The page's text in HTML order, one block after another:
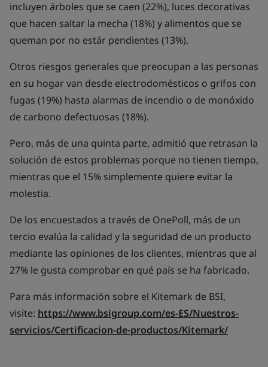
incluyen árboles que se caen (22%), luces decorativas
que hacen saltar la mecha (18%) y alimentos que se
queman por no estár pendientes (13%).
Otros riesgos generales que preocupan a las personas
en su hogar van desde electrodomésticos o grifos con
fugas (19%) hasta alarmas de incendio o de monóxido
de carbono defectuosas (18%).
Pero, más de una quinta parte, admitió que retrasan la
solución de estos problemas porque no tienen tiempo,
mientras que el 15% simplemente quiere evitar la
molestia.
De los encuestados a través de OnePoll, más de un
tercio evalúa la calidad y la seguridad de un producto
mediante las opiniones de los clientes, mientras que al
27% le gusta comprobar en qué país se ha fabricado.
Para más información sobre el Kitemark de BSI,
visite: https://www.bsigroup.com/es-ES/Nuestros-
servicios/Certificacion-de-productos/Kitemark/